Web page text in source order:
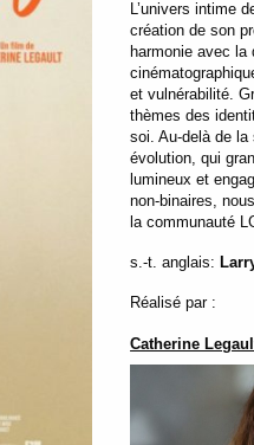
L’univers intime
création de son
harmonie avec la
et vulnérabilité.
thèmes des
soi. Au-delà de
évolution, qui
lumineux et
non-binaires,
la communauté
s.-t. anglais:
Réalisé par :
Catherine